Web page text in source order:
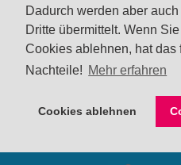
Dadurch werden aber
Dritte übermittelt. Wenn
Cookies ablehnen, hat das
Nachteile! Mehr erfahren
Cookies ablehnen
24 JULI, 2026